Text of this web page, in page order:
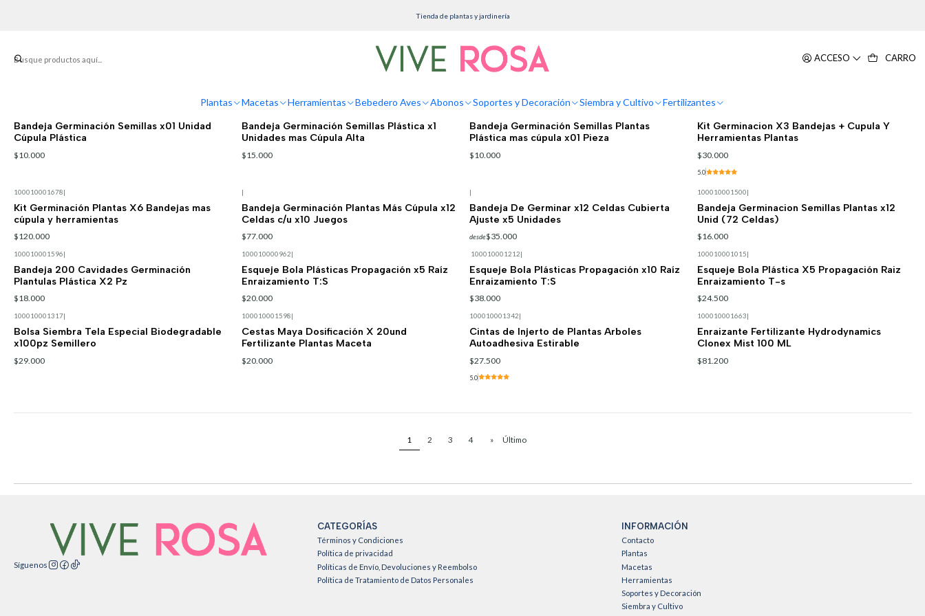
ACCESO CARRO
Plantas Macetas Herramientas Bebedero Aves Abonos Soportes y Decoración Siembra y Cultivo Fertilizantes
Tienda de plantas y jardinería
Inicio Siembra y Cultivo
Siembra y Cultivo Filtros
Bandeja Germinación Semillas x01 Unidad
Cúpula Plástica
$10.000
Bandeja Germinación Semillas Plástica x1
Unidades mas Cúpula Alta
$15.000
100010001540
Bandeja Germinación Semillas Plantas
Plástica mas cúpula x01 Pieza
$10.000
Kit Germinacion X3 Bandejas + Cupula Y
Herramientas Plantas
$30.000
5.0
100010001678|
Kit Germinación Plantas X6 Bandejas mas
cúpula y herramientas
$120.000
|
Bandeja Germinación Plantas Más Cúpula x12
Celdas c/u x10 Juegos
$77.000
|
Bandeja De Germinar x12 Celdas Cubierta
Ajuste x5 Unidades
desde$35.000
100010001500|
Bandeja Germinacion Semillas Plantas x12
Unid (72 Celdas)
$16.000
100010001596|
Bandeja 200 Cavidades Germinación
Plantulas Plástica X2 Pz
$18.000
100010000962|
Esqueje Bola Plásticas Propagación x5 Raíz
Enraizamiento T:S
$20.000
100010001212|
Esqueje Bola Plásticas Propagación x10 Raíz
Enraizamiento T:S
$38.000
100010001015|
Esqueje Bola Plástica X5 Propagación Raiz
Enraizamiento T-s
$24.500
100010001317|
Bolsa Siembra Tela Especial Biodegradable
x100pz Semillero
$29.000
100010001598|
Cestas Maya Dosificación X 20und
Fertilizante Plantas Maceta
$20.000
100010001342|
Cintas de Injerto de Plantas Arboles
Autoadhesiva Estirable
$27.500
5.0
100010001663|
Enraizante Fertilizante Hydrodynamics
Clonex Mist 100 ML
$81.200
1 2 3 4 » Último
Síguenos
CATEGORÍAS
Términos y Condiciones
Política de privacidad
Políticas de Envío, Devoluciones y Reembolso
Política de Tratamiento de Datos Personales
INFORMACIÓN
Contacto
Plantas
Macetas
Herramientas
Soportes y Decoración
Siembra y Cultivo